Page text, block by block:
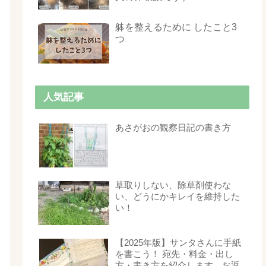
躰を整えるために したこと3
つ
人気記事
あさがおの観察日記の書き方
草取りしない、除草剤使わな
い、どうにかキレイを維持した
い！
【2025年版】サンタさんに手紙
を書こう！ 宛先・料金・出し